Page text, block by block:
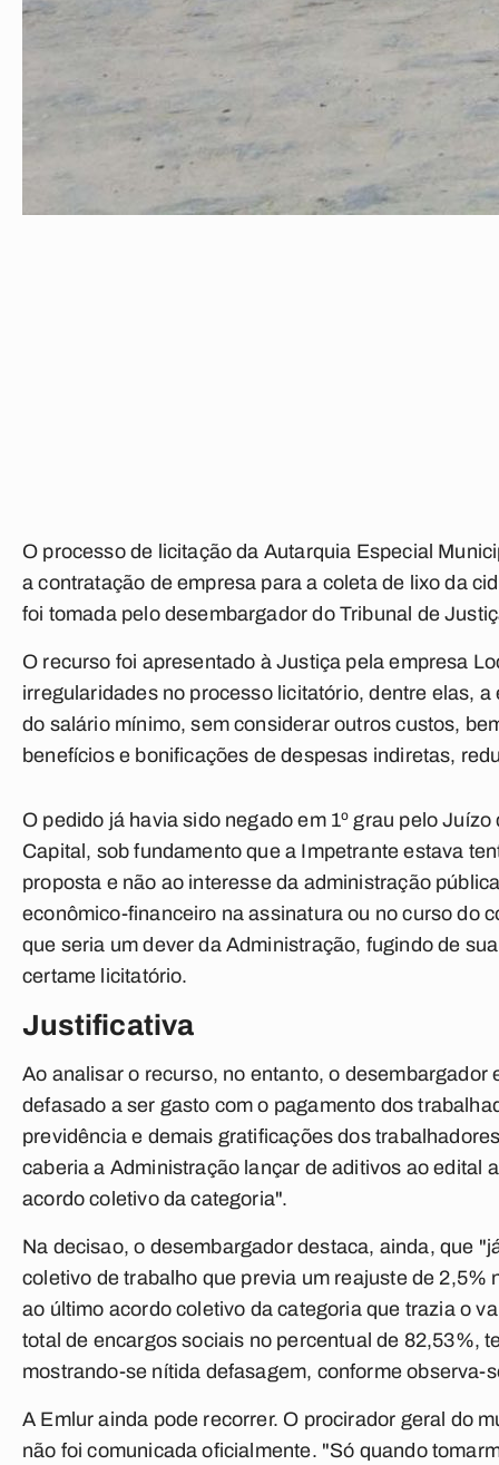
O processo de licitação da Autarquia Especial
a contratação de empresa para a coleta de lixo da
foi tomada pelo desembargador do Tribunal de
O recurso foi apresentado à Justiça pela empresa
irregularidades no processo licitatório, dentre elas,
do salário mínimo, sem considerar outros custos,
benefícios e bonificações de despesas indiretas,
O pedido já havia sido negado em 1º grau pelo
Capital, sob fundamento que a Impetrante estava
proposta e não ao interesse da administração
econômico-financeiro na assinatura ou no curso do
que seria um dever da Administração, fugindo de
certame licitatório.
Justificativa
Ao analisar o recurso, no entanto, o
defasado a ser gasto com o pagamento dos
previdência e demais gratificações dos
caberia a Administração lançar de aditivos ao edital
acordo coletivo da categoria".
Na decisao, o desembargador destaca, ainda, que
coletivo de trabalho que previa um reajuste de
ao último acordo coletivo da categoria que trazia o
total de encargos sociais no percentual de 82,53%,
mostrando-se nítida defasagem, conforme observa-
A Emlur ainda pode recorrer. O procirador geral do
não foi comunicada oficialmente. "Só quando